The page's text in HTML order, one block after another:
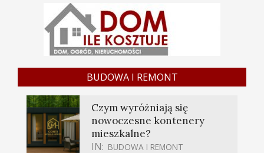
BUDOWA I REMONT
Czym wyróżniają się
nowoczesne kontenery
mieszkalne?
IN: BUDOWA I REMONT